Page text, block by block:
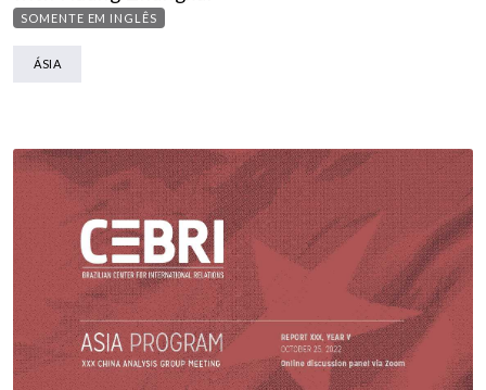
SOMENTE EM INGLÊS
ÁSIA